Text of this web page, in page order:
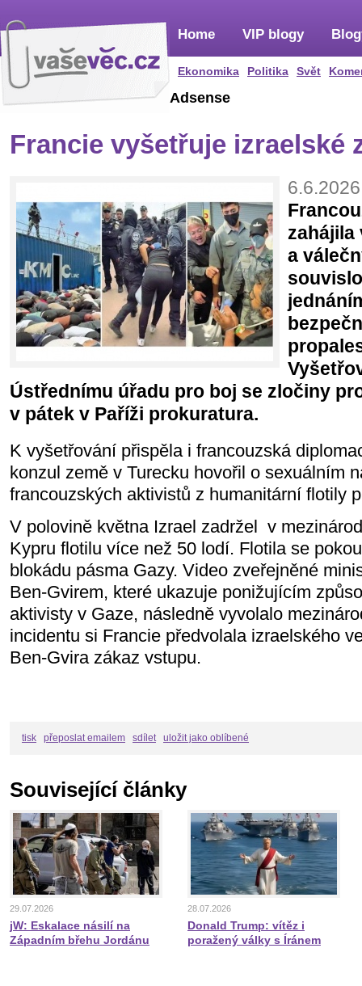
Home
Ekonomika Politika Svět
VIP blogy
Adsense
Francie vyšetřuje izraelské
zahájila
a
Ústřednímu úřadu pro boj se zločiny
v pátek v Paříži prokuratura.
K vyšetřování přispěla i francouzská
konzul země v Turecku hovořil o sexuálním
francouzských aktivistů z humanitární flotily
V polovině května Izrael zadržel
v
Kypru flotilu více než 50 lodí. Flotila se
blokádu pásma Gazy. Video zveřejněné
Ben-Gvirem, které ukazuje ponižujícím
aktivisty v Gaze, následně vyvolalo
incidentu si Francie předvolala izraelského
Ben-Gvira zákaz vstupu.
tisk přeposlat emailem sdílet uložit jako oblíbené
Související články
29.07.2026
jW: Eskalace násilí na
Západním břehu Jordánu
28.07.2026
Donald Trump: vítěz i
poražený války s Íránem